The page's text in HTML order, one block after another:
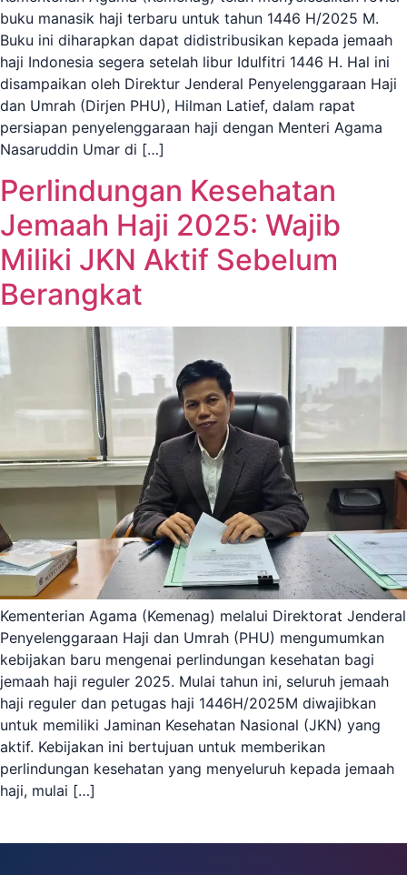
buku manasik haji terbaru untuk tahun 1446 H/2025 M.
Buku ini diharapkan dapat didistribusikan kepada jemaah
haji Indonesia segera setelah libur Idulfitri 1446 H. Hal ini
disampaikan oleh Direktur Jenderal Penyelenggaraan Haji
dan Umrah (Dirjen PHU), Hilman Latief, dalam rapat
persiapan penyelenggaraan haji dengan Menteri Agama
Nasaruddin Umar di […]
Perlindungan Kesehatan
Jemaah Haji 2025: Wajib
Miliki JKN Aktif Sebelum
Berangkat
Kementerian Agama (Kemenag) melalui Direktorat Jenderal
Penyelenggaraan Haji dan Umrah (PHU) mengumumkan
kebijakan baru mengenai perlindungan kesehatan bagi
jemaah haji reguler 2025. Mulai tahun ini, seluruh jemaah
haji reguler dan petugas haji 1446H/2025M diwajibkan
untuk memiliki Jaminan Kesehatan Nasional (JKN) yang
aktif. Kebijakan ini bertujuan untuk memberikan
perlindungan kesehatan yang menyeluruh kepada jemaah
haji, mulai […]